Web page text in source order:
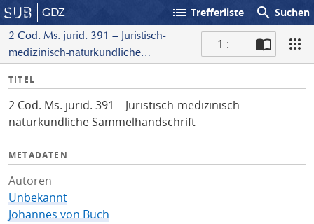
GDZ list Trefferliste search Suchen
2 Cod. Ms. jurid. 391 – Juristisch-
medizinisch-naturkundliche
1 : -
I
f
o
TITEL
2 Cod. Ms. jurid. 391 – Juristisch-medizinisch-
naturkundliche Sammelhandschrift
METADATEN
Autoren
Unbekannt
Johannes von Buch